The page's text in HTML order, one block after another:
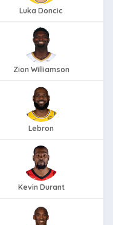
Luka Doncic
Zion Williamson
Lebron
Kevin Durant